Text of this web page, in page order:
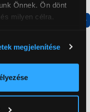
Önnek. Ön dönt
milyen célra.
pontossággal
annak konkrét
megjelenítése
N619EAXL4
999 Ft